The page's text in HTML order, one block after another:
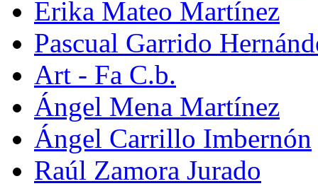
Erika Mateo Martínez
Pascual Garrido
Art - Fa C.b.
Ángel Mena Martínez
Ángel Carrillo Imbernón
Raúl Zamora Jurado